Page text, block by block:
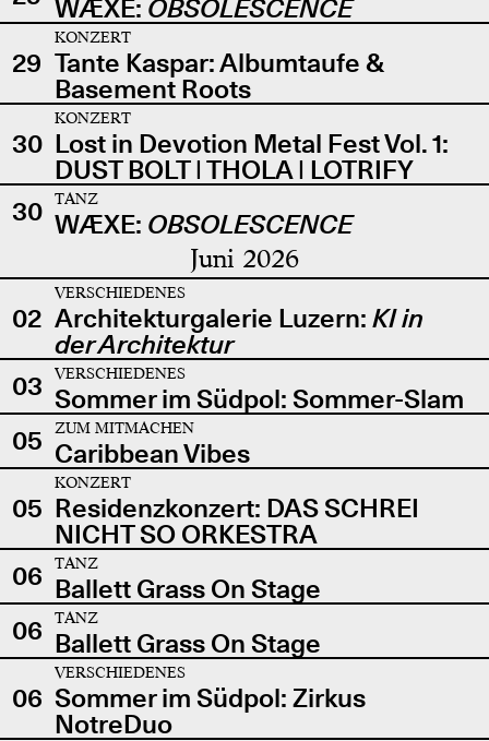
WÆXE: OBSOLESCENCE
29
KONZERT
Tante Kaspar: Albumtaufe &
Basement Roots
30
KONZERT
Lost in Devotion Metal Fest Vol. 1:
DUST BOLT | THOLA | LOTRIFY
30
TANZ
WÆXE: OBSOLESCENCE
Juni 2026
02
VERSCHIEDENES
Architekturgalerie Luzern: KI in
der Architektur
03
VERSCHIEDENES
Sommer im Südpol: Sommer-Slam
05
ZUM MITMACHEN
Caribbean Vibes
05
KONZERT
Residenzkonzert: DAS SCHREI
NICHT SO ORKESTRA
06
TANZ
Ballett Grass On Stage
06
TANZ
Ballett Grass On Stage
06
VERSCHIEDENES
Sommer im Südpol: Zirkus
NotreDuo